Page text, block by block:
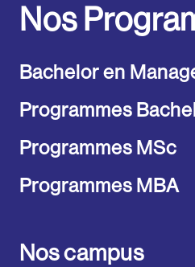
Nos
Bachelor en
Programmes
Programmes MSc
Programmes MBA
Nos campus